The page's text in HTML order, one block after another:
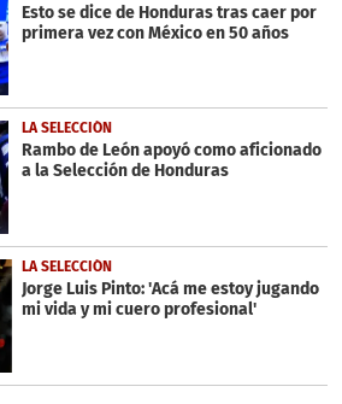
Esto se dice de Honduras tras caer por
primera vez con México en 50 años
LA SELECCIÓN
Rambo de León apoyó como aficionado
a la Selección de Honduras
LA SELECCIÓN
Jorge Luis Pinto: 'Acá me estoy jugando
mi vida y mi cuero profesional'